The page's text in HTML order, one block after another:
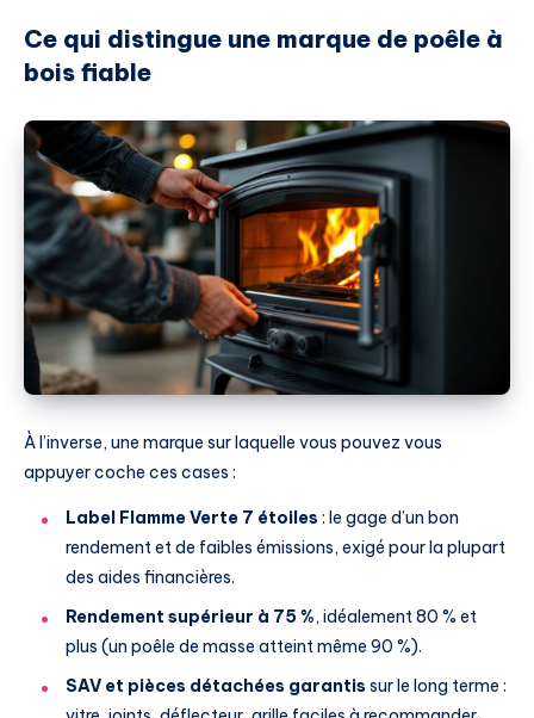
Ce qui distingue une marque de poêle à
bois fiable
À l’inverse, une marque sur laquelle vous pouvez vous
appuyer coche ces cases :
Label Flamme Verte 7 étoiles : le gage d’un bon
rendement et de faibles émissions, exigé pour la plupart
des aides financières.
Rendement supérieur à 75 %, idéalement 80 % et
plus (un poêle de masse atteint même 90 %).
SAV et pièces détachées garantis sur le long terme :